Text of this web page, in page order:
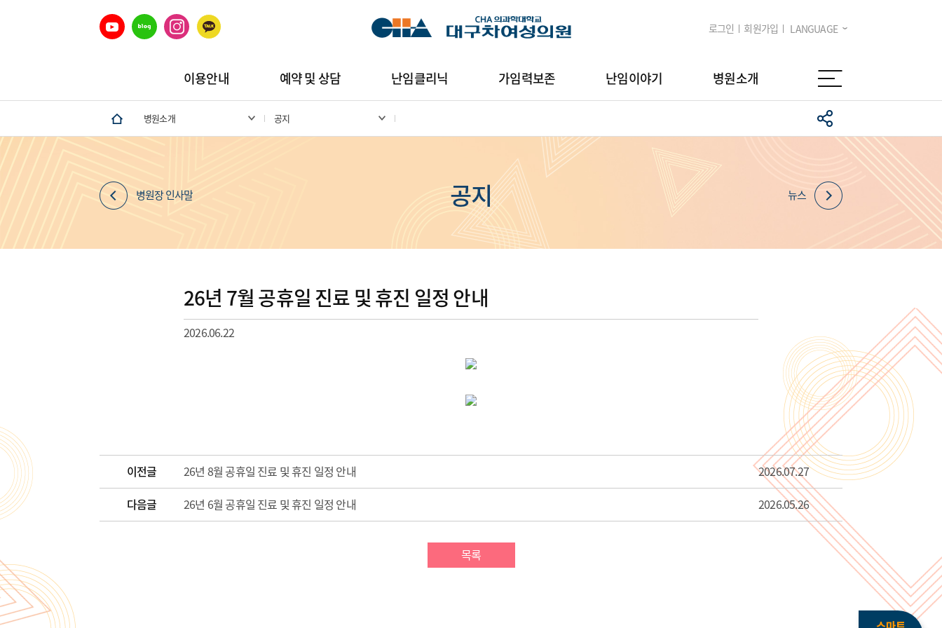
로그인 회원가입 LANGUAGE
이용안내 예약 및 상담 난임클리닉 가임력보존 난임이야기 병원소개
병원소개 공지
병원장 인사말 공지 뉴스
26년 7월 공휴일 진료 및 휴진 일정 안내
2026.06.22
이전글 26년 8월 공휴일 진료 및 휴진 일정 안내
2026.07.27
다음글
26년 6월 공휴일 진료 및 휴진 일정 안내 2026.05.26
목록